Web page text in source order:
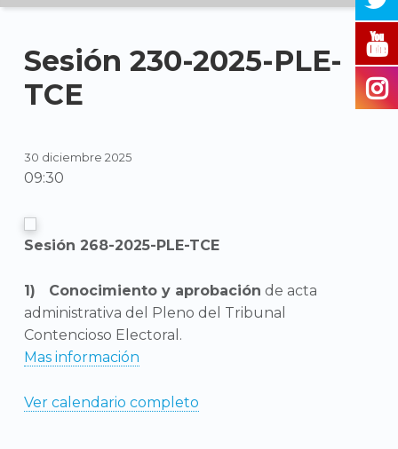
Sesión 230-2025-PLE-
TCE
30 diciembre 2025
09:30
Sesión 268-2025-PLE-TCE
Conocimiento y aprobación de acta
administrativa del Pleno del Tribunal
Contencioso Electoral.
Mas información
Ver calendario completo